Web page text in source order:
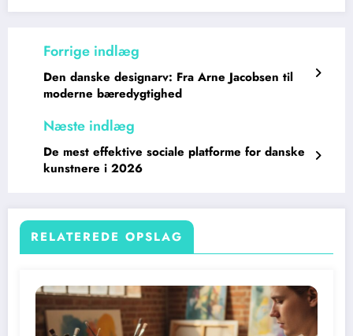
Den danske designarv: Fra Arne Jacobsen til
moderne bæredygtighed
De mest effektive sociale platforme for danske
kunstnere i 2026
RELATEREDE OPSLAG